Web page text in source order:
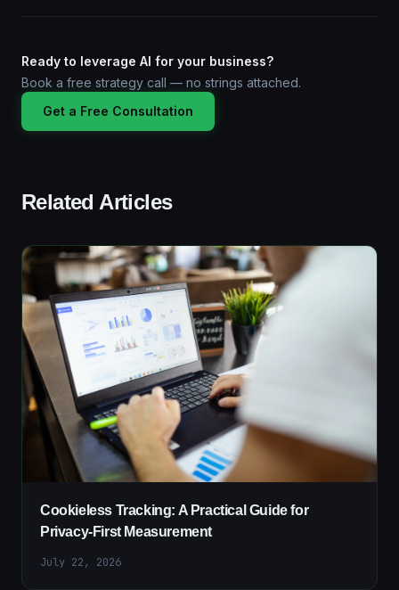
Ready to leverage AI for your business?
Book a free strategy call — no strings attached.
Get a Free Consultation
Related Articles
Cookieless Tracking: A Practical Guide for
Privacy-First Measurement
July 22, 2026